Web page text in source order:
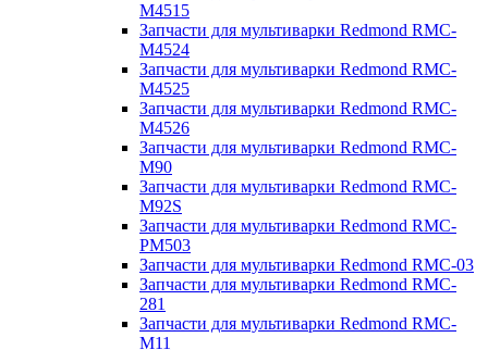
M4515
Запчасти для мультиварки Redmond RMC-
M4524
Запчасти для мультиварки Redmond RMC-
M4525
Запчасти для мультиварки Redmond RMC-
M4526
Запчасти для мультиварки Redmond RMC-
M90
Запчасти для мультиварки Redmond RMC-
M92S
Запчасти для мультиварки Redmond RMC-
PM503
Запчасти для мультиварки Redmond RMC-03
Запчасти для мультиварки Redmond RMC-
281
Запчасти для мультиварки Redmond RMC-
M11